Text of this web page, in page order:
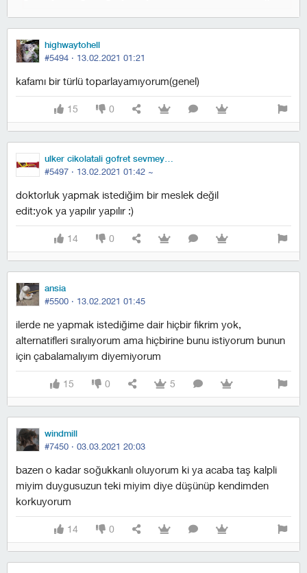
highwaytohell
#5494 · 13.02.2021 01:21
kafamı bir türlü toparlayamıyorum(genel)
15 0
#5497 · 13.02.2021 01:42 ~
doktorluk yapmak istediğim bir meslek değil
edit:yok ya yapılır yapılır :)
14 0
ansia
#5500 · 13.02.2021 01:45
i̇lerde ne yapmak istediğime dair hiçbir fikrim yok,
alternatifleri sıralıyorum ama hiçbirine bunu istiyorum bunun
için çabalamalıyım diyemiyorum
15 0 5
windmill
#7450 · 03.03.2021 20:03
bazen o kadar soğukkanlı oluyorum ki ya acaba taş kalpli
miyim duygusuzun teki miyim diye düşünüp kendimden
korkuyorum
14 0